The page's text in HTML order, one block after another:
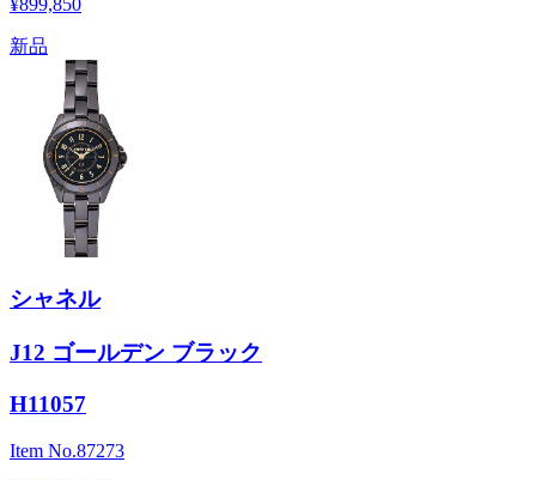
新品
シャネル
J12 ゴールデン ブラック
H11057
Item No.87273